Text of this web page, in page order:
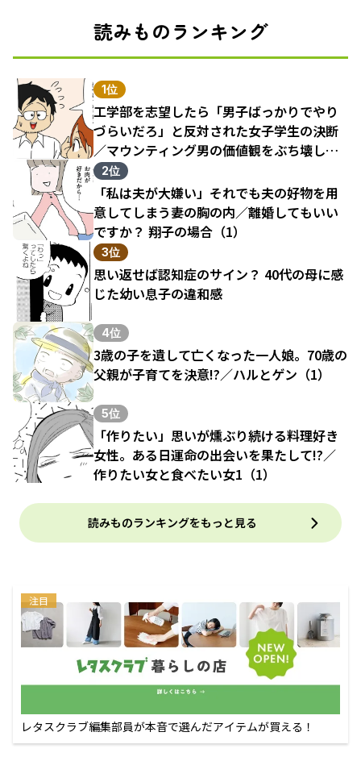
読みものランキング
1位
工学部を志望したら「男子ばっかりでやり
づらいだろ」と反対された女子学生の決断
／マウンティング男の価値観をぶち壊した
結果（1）
2位
「私は夫が大嫌い」それでも夫の好物を用
意してしまう妻の胸の内／離婚してもいい
ですか？ 翔子の場合（1）
3位
思い返せば認知症のサイン？ 40代の母に感
じた幼い息子の違和感
4位
3歳の子を遺して亡くなった一人娘。70歳の
父親が子育てを決意!?／ハルとゲン（1）
5位
「作りたい」思いが燻ぶり続ける料理好き
女性。ある日運命の出会いを果たして!?／
作りたい女と食べたい女1（1）
読みものランキングをもっと見る
注目
レタスクラブ編集部員が本音で選んだアイテムが買える！